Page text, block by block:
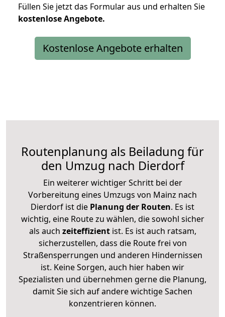
Füllen Sie jetzt das Formular aus und erhalten Sie
kostenloseAngebote.
Kostenlose Angebote erhalten
Routenplanung als Beiladung für
den Umzug nach Dierdorf
Ein weiterer wichtiger Schritt bei der
Vorbereitung eines Umzugs von Mainz nach
Dierdorf ist die Planung der Routen. Es ist
wichtig, eine Route zu wählen, die sowohl sicher
als auch zeiteffizientist. Es ist auch ratsam,
sicherzustellen, dass die Route frei von
Straßensperrungen und anderen Hindernissen
ist. Keine Sorgen, auch hier haben wir
Spezialisten und übernehmen gerne die Planung,
damit Sie sich auf andere wichtige Sachen
konzentrieren können.